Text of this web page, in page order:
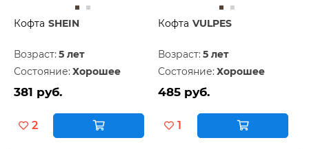
Кофта SHEIN
Возраст: 5 лет
Состояние: Хорошее
381 руб.
2
Кофта VULPES
Возраст: 5 лет
Состояние: Хорошее
485 руб.
1